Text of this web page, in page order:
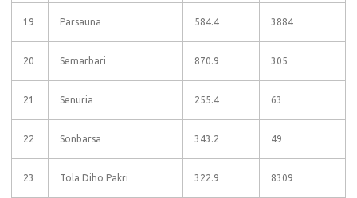
19 Parsauna 584.4 3884
20 Semarbari 870.9 305
21 Senuria 255.4 63
22 Sonbarsa 343.2 49
23 Tola Diho Pakri 322.9 8309